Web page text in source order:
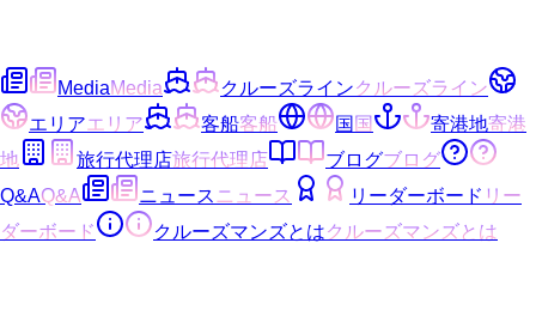
MediaMedia クルーズラインクルーズライン
エリアエリア 客船客船 国 国 寄港地寄港
地
旅行代理店旅行代理店 ブログブログ
Q&AQ&A ニュースニュース リーダーボード リー
ダーボード
クルーズマンズとはクルーズマンズとは